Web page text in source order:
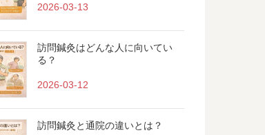
2026-03-13
訪問鍼灸はどんな人に向いてい
る？
2026-03-12
訪問鍼灸と通院の違いとは？